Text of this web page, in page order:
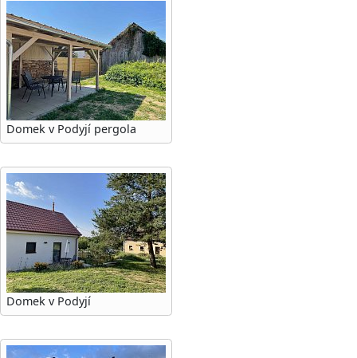
Domek v Podyjí pergola
Domek v Podyjí